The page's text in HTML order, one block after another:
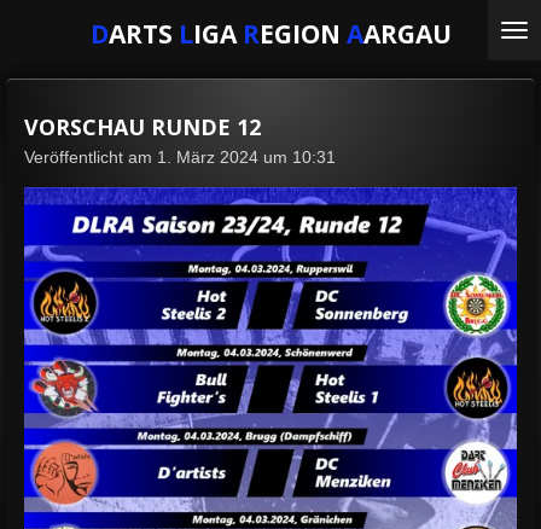
springen
DARTS LIGA REGION AARGAU
VORSCHAU RUNDE 12
Veröffentlicht am 1. März 2024 um 10:31